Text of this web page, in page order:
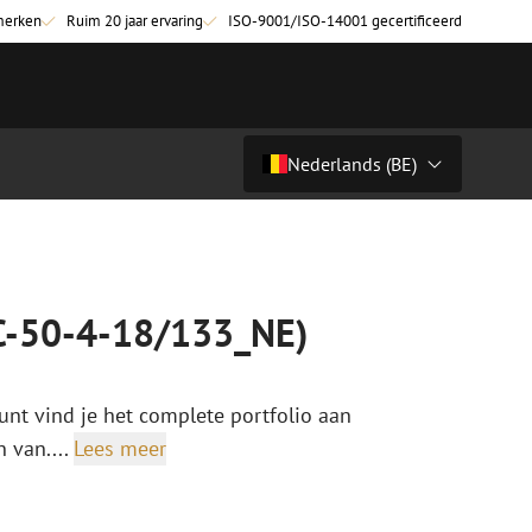
Ruim 20 jaar ervaring ISO-9001/ISO-14001 gecertificeerd
OM3
OM4
Glasvezel lasapparatuur
Nederlands (BE)
Nederlands (BE)
Prijs op aanvraag
50-4-18/133_NE)
vind je het complete portfolio aan
van.... Lees meer